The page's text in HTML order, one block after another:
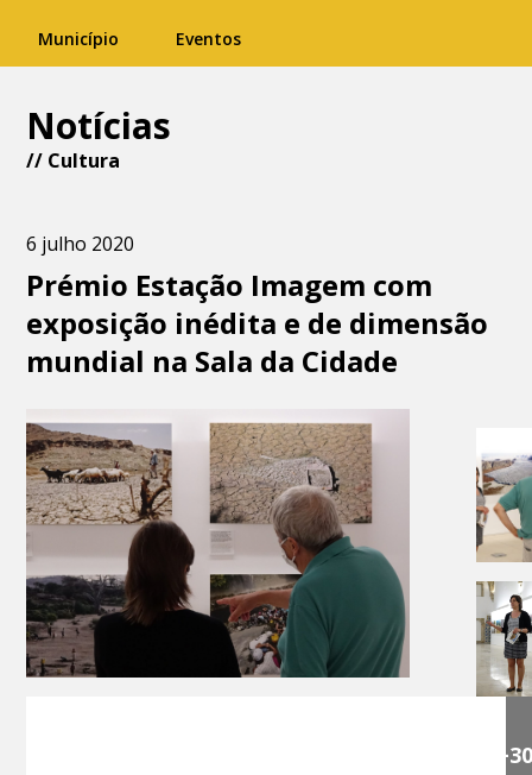
Município Eventos
Notícias
// Cultura
6 julho 2020
Prémio Estação Imagem com
exposição inédita e de dimensão
mundial na Sala da Cidade
+30